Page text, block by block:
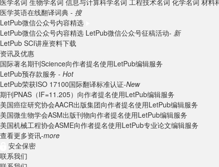
医学名词 生物学名词 信息与计算科学名词 工程技术名词 化学名词 材料
医学英语在线翻译词典 - 搜
LetPub微信公众号内容精选
LetPub微信公众号内容精选 LetPub微信公众号征稿活动- 新
LetPub SCI讲座资料下载
资讯及优惠
国际著名期刊Science向作者提名使用LetPub编辑服务
LetPub预存款服务 - Hot
LetPub荣获ISO 17100国际翻译标准认证-New
期刊PNAS（IF=11.205）向作者提名使用LetPub编辑服务
美国癌症研究协会AACR出版集团向作者提名使用LetPub编辑服务
美国微生物学会ASM出版刊物向作者提名使用LetPub编辑服务
美国机械工程协会ASME向作者提名使用LetPub专业论文编辑服务
查看更多资讯-more
安全保密
联系我们